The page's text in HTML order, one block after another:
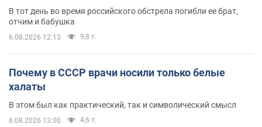
В тот день во время российского обстрела погибли ее брат,
отчим и бабушка
6.08.2026 12:13 9,8 т.
Почему в СССР врачи носили только белые
халаты
В этом был как практический, так и символический смысл
6.08.2026 13:00 4,6 т.